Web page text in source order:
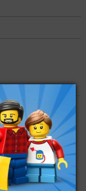
LEGO® PLATE LISSE
1X2 IMPRIMÉE
BATTERIE LOGO
0,99€